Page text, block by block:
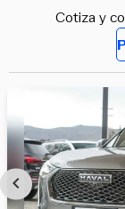
Cotiza y